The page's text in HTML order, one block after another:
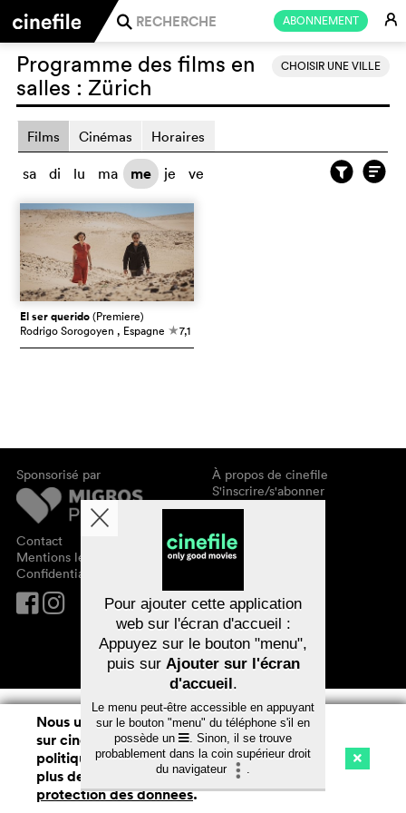
ABONNEMENT E
j
Cinéma Streaming Watchlist (
CHOISIR UNE VILLE
Programme des films en
salles : Zürich
Films Cinémas Horaires
sa di lu ma me je ve
El ser querido(Premiere)
Rodrigo Sorogoyen , Espagne c7,1
Sponsorisé par
Contact
Mentions légales
Confidentialité des données
À propos de cinefile
S'inscrire/s'abonner
Newsletter
Bons-cadeaux
Nous utilisons des cookies. En naviguant
sur cinefile.ch, vous acceptez notre
politique d'utilisation des cookies. Pour
plus de détails, voir notredéclaration de
protection des données.
Pour ajouter cette application
web sur l'écran d'accueil :
Appuyez sur le bouton "menu",
puis sur Ajouter sur l'écran
d'accueil.
Le menu peut-être accessible en appuyant
sur le bouton "menu" du téléphone s'il en
possède un
. Sinon, il se trouve
probablement dans la coin supérieur droit
du navigateur
.